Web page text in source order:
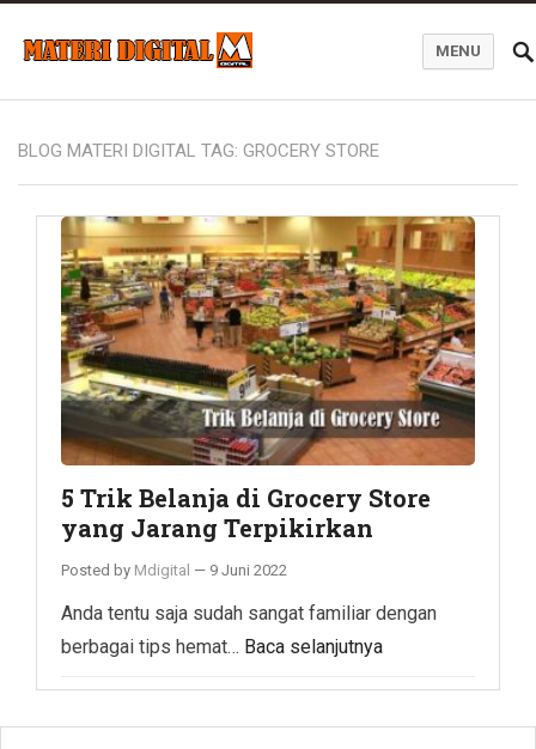
MENU
BLOG MATERI DIGITAL TAG: GROCERY STORE
5 Trik Belanja di Grocery Store
yang Jarang Terpikirkan
Posted by Mdigital — 9 Juni 2022
Anda tentu saja sudah sangat familiar dengan
berbagai tips hemat… Baca selanjutnya